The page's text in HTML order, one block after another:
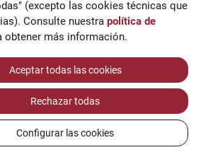
legal y Política de Privacidad
Créditos
(excepto las cookies técnicas que
Consulte nuestra política de
obtener más información.
Aceptar todas las cookies
Rechazar todas
Configurar las cookies